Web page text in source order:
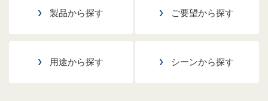
製品から探す ご要望から探す
用途から探す シーンから探す